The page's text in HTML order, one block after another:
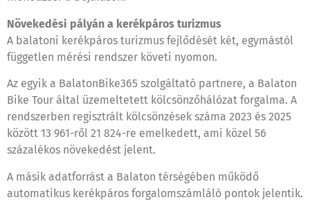
Növekedési pályán a kerékpáros turizmus
A balatoni kerékpáros turizmus fejlődését két, egymástól
független mérési rendszer követi nyomon.
Az egyik a BalatonBike365 szolgáltató partnere, a Balaton
Bike Tour által üzemeltetett kölcsönzőhálózat forgalma. A
rendszerben regisztrált kölcsönzések száma 2023 és 2025
között 13 961-ről 21 824-re emelkedett, ami közel 56
százalékos növekedést jelent.
A másik adatforrást a Balaton térségében működő
automatikus kerékpáros forgalomszámláló pontok jelentik.